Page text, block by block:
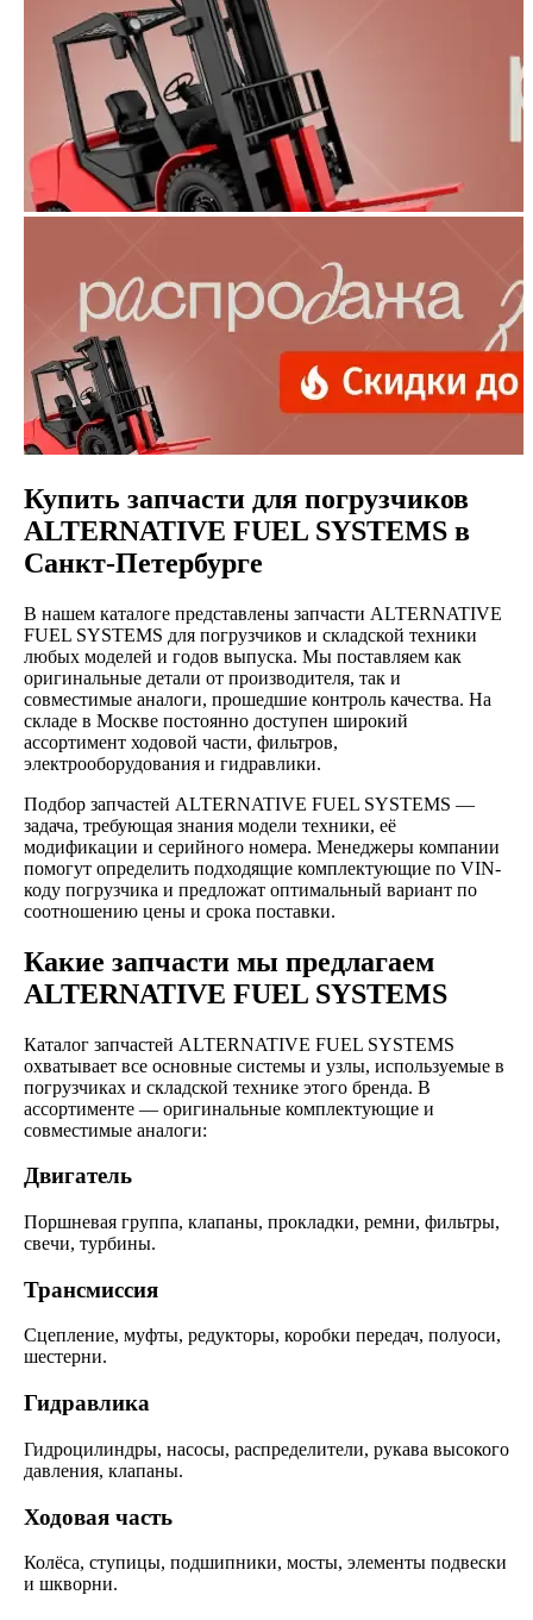
Купить запчасти для погрузчиков
ALTERNATIVE FUEL SYSTEMS в
Санкт-Петербурге
В нашем каталоге представлены запчасти ALTERNATIVE
FUEL SYSTEMS для погрузчиков и складской техники
любых моделей и годов выпуска. Мы поставляем как
оригинальные детали от производителя, так и
совместимые аналоги, прошедшие контроль качества. На
складе в Москве постоянно доступен широкий
ассортимент ходовой части, фильтров,
электрооборудования и гидравлики.
Подбор запчастей ALTERNATIVE FUEL SYSTEMS —
задача, требующая знания модели техники, её
модификации и серийного номера. Менеджеры компании
помогут определить подходящие комплектующие по VIN-
коду погрузчика и предложат оптимальный вариант по
соотношению цены и срока поставки.
Какие запчасти мы предлагаем
ALTERNATIVE FUEL SYSTEMS
Каталог запчастей ALTERNATIVE FUEL SYSTEMS
охватывает все основные системы и узлы, используемые в
погрузчиках и складской технике этого бренда. В
ассортименте — оригинальные комплектующие и
совместимые аналоги:
Двигатель
Поршневая группа, клапаны, прокладки, ремни, фильтры,
свечи, турбины.
Трансмиссия
Сцепление, муфты, редукторы, коробки передач, полуоси,
шестерни.
Гидравлика
Гидроцилиндры, насосы, распределители, рукава высокого
давления, клапаны.
Ходовая часть
Колёса, ступицы, подшипники, мосты, элементы подвески
и шкворни.